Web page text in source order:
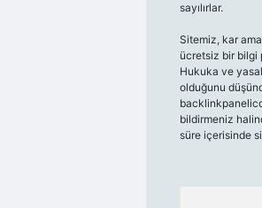
sayılırlar.
Sitemiz, kar
ücretsiz bir bilgi
Hukuka ve
olduğunu
bildirmeniz
süre içerisinde